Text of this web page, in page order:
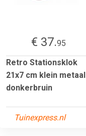
€ 37.95
Retro Stationsklok
21x7 cm klein metaal
donkerbruin
Tuinexpress.nl